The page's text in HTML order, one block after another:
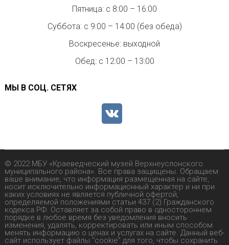
Пятница: с 8:00 – 16:00
Суббота: с 9:00 – 14:00 (без обеда)
Воскресенье: выходной
Обед: с 12:00 – 13:00
МЫ В СОЦ. СЕТЯХ
© 2022 МБУ «Краеведческий музей Верхнеуслонского
муниципального района». Все права защищены. Обращаем
ваше внимание, что информация размещенная на сайте,
носит исключительно информационный характер и ни при
каких условиях не является публичной офертой,
определяемой положениями статьи 437 (2) Гражданского
кодекса РФ. Оставляет за собой право в одностороннем
порядке в любое время без уведомления вносить
изменения, удалять, корректировать или иным способом
менять информацию о ценах и услугах на сайте. Данный веб-
сайт использует файлы “cookie” для того, чтобы сохранить